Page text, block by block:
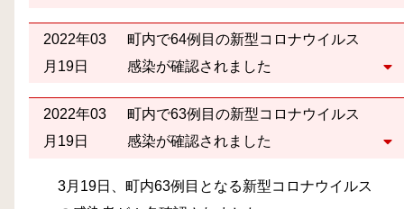
2022年03
月19日
町内で64例目の新型コロナウイルス
感染が確認されました
2022年03
月19日
町内で63例目の新型コロナウイルス
感染が確認されました
3月19日、町内63例目となる新型コロナウイルス